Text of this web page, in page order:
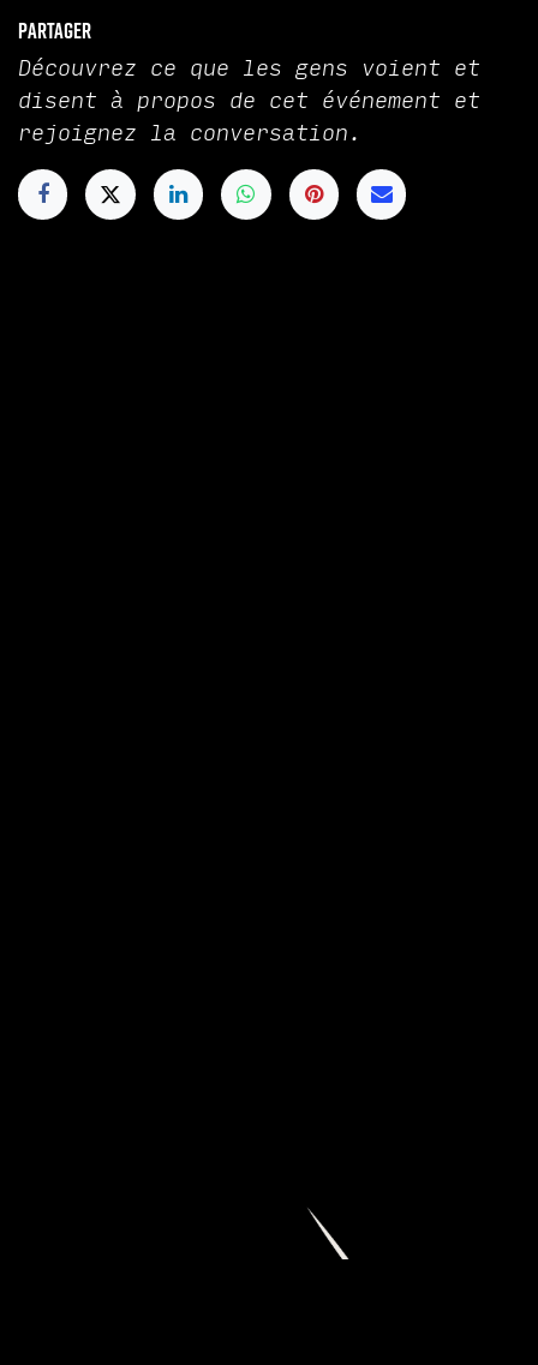
Partager
Découvrez ce que les gens voient et
disent à propos de cet événement et
rejoignez la conversation.